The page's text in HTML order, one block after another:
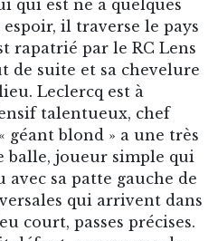
saison au club ; la
de France 1977 après
individuellement (il
Football du meilleur
Platini) ; l’exploit
la Lazio de Rome.
Sowinski, le fait
milieu à la défense, en
son jeu long sert les
presse le compare au
n’hésite pas à sortir